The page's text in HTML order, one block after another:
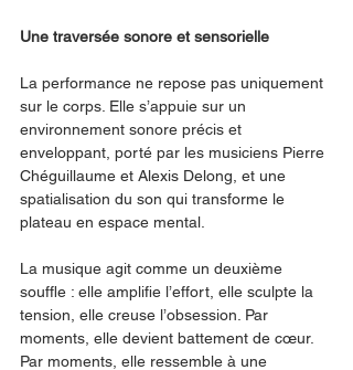
Une traversée sonore et sensorielle
La performance ne repose pas uniquement
sur le corps. Elle s’appuie sur un
environnement sonore précis et
enveloppant, porté par les musiciens Pierre
Chéguillaume et Alexis Delong, et une
spatialisation du son qui transforme le
plateau en espace mental.
La musique agit comme un deuxième
souffle : elle amplifie l’effort, elle sculpte la
tension, elle creuse l’obsession. Par
moments, elle devient battement de cœur.
Par moments, elle ressemble à une